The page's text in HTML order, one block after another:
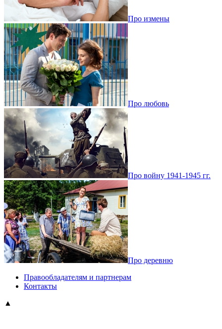
Про измены
Про любовь
Про войну 1941-1945 гг.
Про деревню
Правообладателям и партнерам
Контакты
▲